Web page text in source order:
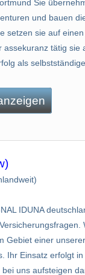
Sie
und bauen
setzen sie auf
assekuranz tätig sie
als
IDUNA
Gebiet einer
Ihr Einsatz erfolgt
uns aufsteigen